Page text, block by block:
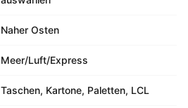
Naher Osten
Meer/Luft/Express
Taschen, Kartone, Paletten, LCL